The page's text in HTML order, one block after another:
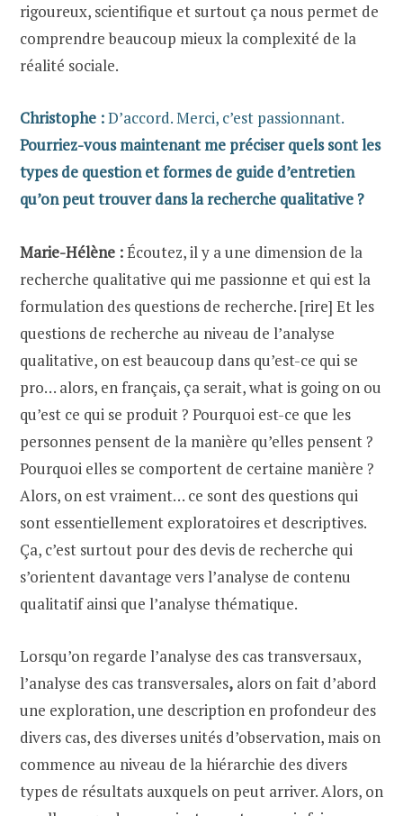
rigoureux, scientifique et surtout ça nous permet de
comprendre beaucoup mieux la complexité de la
réalité sociale.
Christophe :D’accord. Merci, c’est passionnant.
Pourriez-vous maintenant me préciser quels sont les
types de question et formes de guide d’entretien
qu’on peut trouver dans la recherche qualitative ?
Marie-Hélène :Écoutez, il y a une dimension de la
recherche qualitative qui me passionne et qui est la
formulation des questions de recherche. [rire] Et les
questions de recherche au niveau de l’analyse
qualitative, on est beaucoup dans qu’est-ce qui se
pro… alors, en français, ça serait, what is going on ou
qu’est ce qui se produit ? Pourquoi est-ce que les
personnes pensent de la manière qu’elles pensent ?
Pourquoi elles se comportent de certaine manière ?
Alors, on est vraiment… ce sont des questions qui
sont essentiellement exploratoires et descriptives.
Ça, c’est surtout pour des devis de recherche qui
s’orientent davantage vers l’analyse de contenu
qualitatif ainsi que l’analyse thématique.
Lorsqu’on regarde l’analyse des cas transversaux,
l’analyse des cas transversales, alors on fait d’abord
une exploration, une description en profondeur des
divers cas, des diverses unités d’observation, mais on
commence au niveau de la hiérarchie des divers
types de résultats auxquels on peut arriver. Alors, on